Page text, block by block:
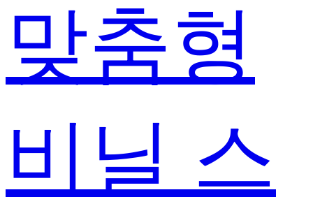
맞춤형
비닐 스